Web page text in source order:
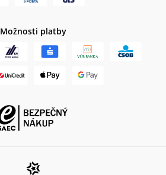
Možnosti platby